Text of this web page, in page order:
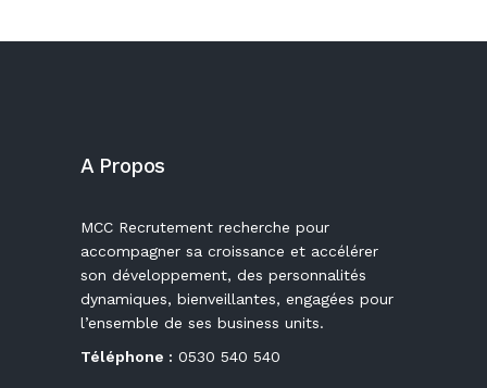
A Propos
MCC Recrutement recherche pour
accompagner sa croissance et accélérer
son développement, des personnalités
dynamiques, bienveillantes, engagées pour
l’ensemble de ses business units.
Téléphone : 0530 540 540